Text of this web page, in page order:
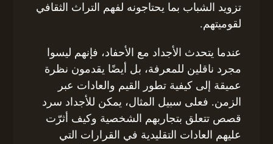
تزويد الشباب بما يحتاجونه لفهم التراث الثقافي
لقوميتهم.
عندما يتحدث الأجداد مع الأحفاد، فإنهم ليسوا
مجرد ناقلين للمعرفة، بل أيضًا يقدمون نظرة
عميقة إلى كيفية تطور القيم والعادات عبر
الزمن. فعلى سبيل المثال، يمكن للأجداد سرد
قصص تتعلق بتجاربهم الشخصية وكيف أثرّت
عليهم العادات التقليدية في القرارات التي